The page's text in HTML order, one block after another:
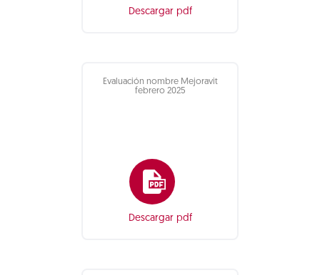
Descargar pdf
Evaluación nombre Mejoravit
febrero 2025
Descargar pdf